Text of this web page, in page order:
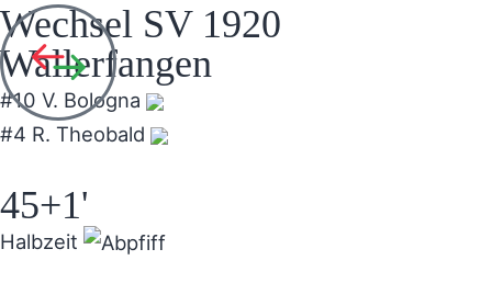
Wechsel SV 1920
Wallerfangen
#10 V. Bologna
#4 R. Theobald
45+1'
Halbzeit